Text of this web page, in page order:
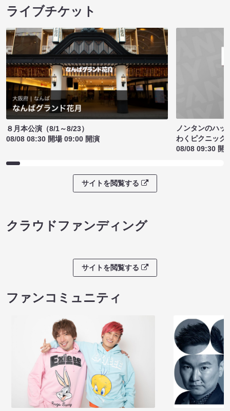
ライブチケット
８月本公演（8/1～8/23）
08/08 08:30 開場 09:00 開演
ノンタンのハッ
わくピクニック
08/08 09:30 開
サイトを閲覧する
クラウドファンディング
サイトを閲覧する
ファンコミュニティ